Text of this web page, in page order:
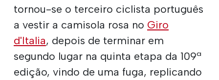
tornou-se o terceiro ciclista português
a vestir a camisola rosa no Giro
d'Italia, depois de terminar em
segundo lugar na quinta etapa da 109ª
edição, vindo de uma fuga, replicando